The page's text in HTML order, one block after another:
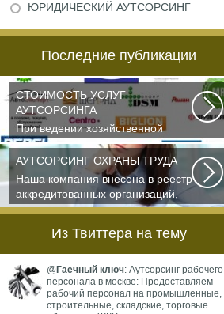
ЮРИДИЧЕСКИЙ АУТСОРСИНГ
Последние публикации
СТОИМОСТЬ УСЛУГ
АУТСОРСИНГА
При ведении хозяйственной
деятельности каждая компания
самостоятельно выбирает...
АУТСОРСИНГ ОХРАНЫ ТРУДА
Наша компания внесена в реестр
аккредитованных организаций,
оказывающих...
Из Твиттера на тему
@ Гаечный ключ: Аутсорсинг рабочего
персонала в москве: Предоставляем
рабочий персонал на промышленные,
строительные, складские, торговые